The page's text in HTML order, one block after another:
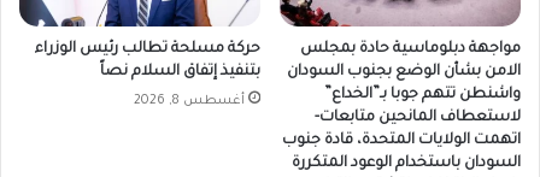
مواجهة دبلوماسية حادة بمجلس
الامن بشأن الوضع بجنوب السودان
واشنطن تتهم جوبا بـ”الخداع”
لاستعطاف المانحين متابعات-
اتهمت الولايات المتحدة، قادة جنوب
السودان باستخدام الوعود المتكررة
حركة مسلحة تطالب رئيس الوزراء
بتنفيذ إتفاق السلام نصاً
أغسطس 8, 2026